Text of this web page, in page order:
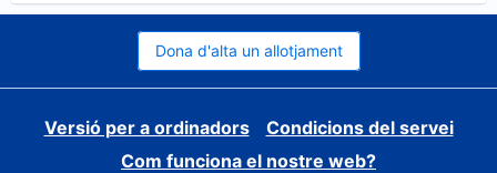
Dona d'alta un allotjament
Versió per a ordinadors
Condicions del servei
Com funciona el nostre web?